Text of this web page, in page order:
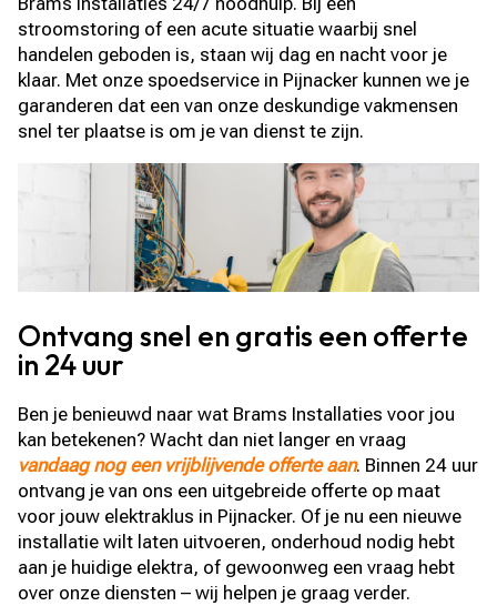
stroomstoring of een acute situatie waarbij snel
handelen geboden is, staan wij dag en nacht voor je
klaar. Met onze spoedservice in Pijnacker kunnen we je
garanderen dat een van onze deskundige vakmensen
snel ter plaatse is om je van dienst te zijn.
Ontvang snel en gratis een offerte
in 24 uur
Ben je benieuwd naar wat Brams Installaties voor jou
kan betekenen? Wacht dan niet langer en vraag
vandaag nog een vrijblijvende offerte aan. Binnen 24 uur
ontvang je van ons een uitgebreide offerte op maat
voor jouw elektraklus in Pijnacker. Of je nu een nieuwe
installatie wilt laten uitvoeren, onderhoud nodig hebt
aan je huidige elektra, of gewoonweg een vraag hebt
over onze diensten – wij helpen je graag verder.